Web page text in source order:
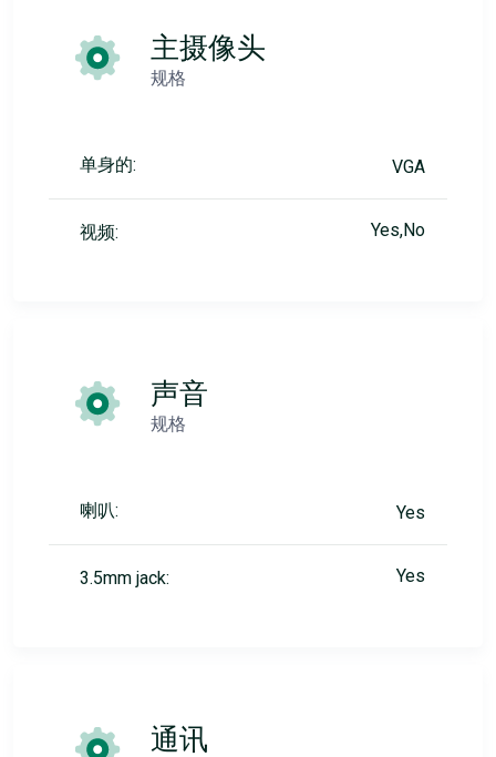
主摄像头
规格
单身的: VGA
视频: Yes,No
声音
规格
喇叭: Yes
3.5mm jack: Yes
通讯